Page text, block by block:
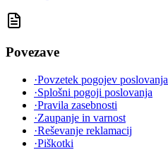
Povezave
·Povzetek pogojev poslovanja
·Splošni pogoji poslovanja
·Pravila zasebnosti
·Zaupanje in varnost
·Reševanje reklamacij
·Piškotki